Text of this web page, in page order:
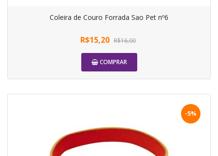
Coleira de Couro Forrada Sao Pet nº6
R$15,20 R$16,00
COMPRAR
-5%